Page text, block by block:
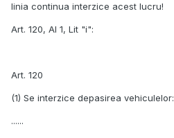
linia continua interzice acest lucru!
Art. 120, Al 1, Lit "i":
Art. 120
(1) Se interzice depasirea vehiculelor:
......